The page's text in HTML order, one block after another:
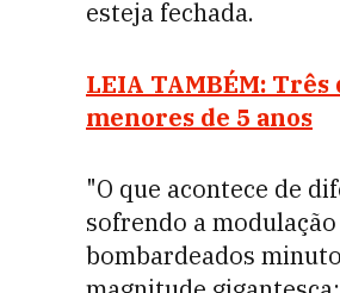
esteja fechada.
LEIA TAMBÉM:
menores de 5 anos
"O que acontece de
sofrendo a
bombardeados